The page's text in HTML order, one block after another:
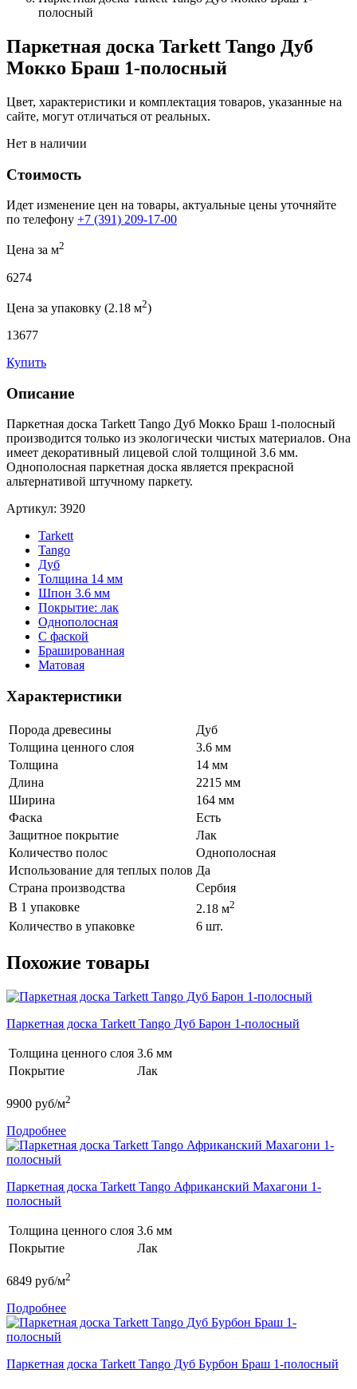
полосный
Паркетная доска Tarkett Tango Дуб
Moккo Браш 1-полосный
Цвет, характеристики и комплектация товаров, указанные на
сайте, могут отличаться от реальных.
Нет в наличии
Стоимость
Идет изменение цен на товары, актуальные цены уточняйте
по телефону +7 (391) 209-17-00
Цена за м2
6274
Цена за упаковку (2.18 м2)
13677
Купить
Описание
Паркетная доска Tarkett Tango Дуб Moккo Браш 1-полосный
производится только из экологически чистых материалов. Она
имеет декоративный лицевой слой толщиной 3.6 мм.
Однополосная паркетная доска является прекрасной
альтернативой штучному паркету.
Артикул: 3920
Tarkett
Tango
Дуб
Толщина 14 мм
Шпон 3.6 мм
Покрытие: лак
Однополосная
С фаской
Брашированная
Матовая
Характеристики
Порода древесины
Дуб
Толщина ценного слоя
3.6 мм
Толщина
14 мм
Длина
2215 мм
Ширина
164 мм
Фаска
Есть
Защитное покрытие
Лак
Количество полос
Однополосная
Использование для теплых полов Да
Страна производства
Сербия
В 1 упаковке
2.18 м2
Количество в упаковке 6 шт.
Похожие товары
Паркетная доска Tarkett Tango Дуб Барон 1-полосный
Толщина ценного слоя 3.6 мм
Покрытие
Лак
9900 руб/м2
Подробнее
Паркетная доска Tarkett Tango Африканский Махагони 1-
полосный
Толщина ценного слоя 3.6 мм
Покрытие
Лак
6849 руб/м2
Подробнее
Паркетная доска Tarkett Tango Дуб Бурбон Браш 1-полосный